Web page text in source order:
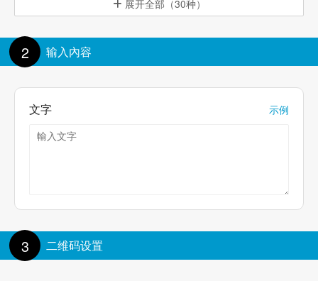
展开全部（30种）
2 输入內容
文字 示例
3 二维码设置